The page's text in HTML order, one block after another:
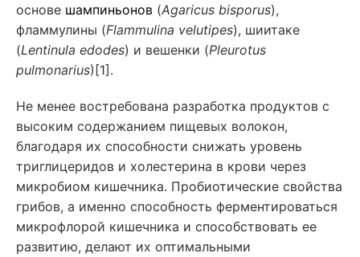
основе шампиньонов (Agaricus bisporus),
фламмулины (Flammulina velutipes), шиитаке
(Lentinula edodes) и вешенки (Pleurotus
pulmonarius)[1].
Не менее востребована разработка продуктов с
высоким содержанием пищевых волокон,
благодаря их способности снижать уровень
триглицеридов и холестерина в крови через
микробиом кишечника. Пробиотические свойства
грибов, а именно способность ферментироваться
микрофлорой кишечника и способствовать ее
развитию, делают их оптимальными